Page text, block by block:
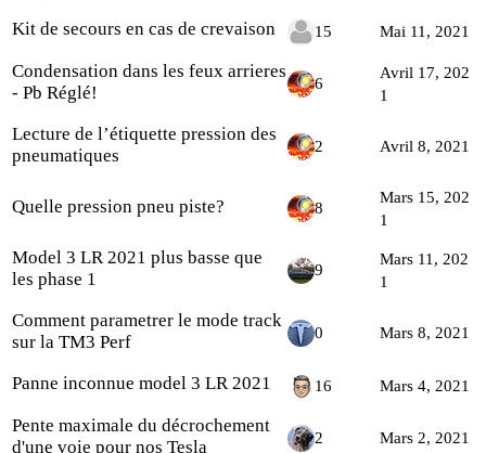
Kit de secours en cas de crevaison 15 Mai 11, 2021
Condensation dans les feux arrieres
- Pb Réglé!
6
Avril 17, 202
1
Lecture de l’étiquette pression des
pneumatiques
2 Avril 8, 2021
Quelle pression pneu piste? 8
Mars 15, 202
1
Model 3 LR 2021 plus basse que
les phase 1
9
Mars 11, 202
1
Comment parametrer le mode track
sur la TM3 Perf
0 Mars 8, 2021
Panne inconnue model 3 LR 2021 16 Mars 4, 2021
Pente maximale du décrochement
d'une voie pour nos Tesla
2 Mars 2, 2021